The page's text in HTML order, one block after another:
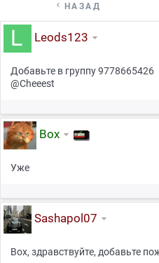
 НАЗАД
Leods123
Добавьте в группу 9778665426
@Cheeest
Box
Уже
Sashapol07
Box, здравствуйте, добавьте